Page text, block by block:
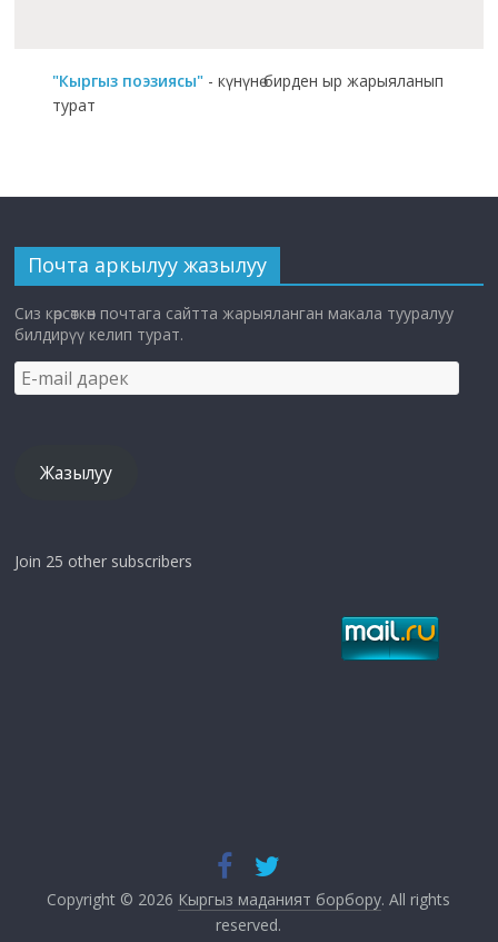
"Кыргыз поэзиясы" - күнүнө бирден ыр жарыяланып
турат
Почта аркылуу жазылуу
Сиз көрсөткөн почтага сайтта жарыяланган макала тууралуу
билдирүү келип турат.
E-
mail
Жазылуу
Join 25 other subscribers
Copyright © 2026 Кыргыз маданият борбору. All rights
reserved.